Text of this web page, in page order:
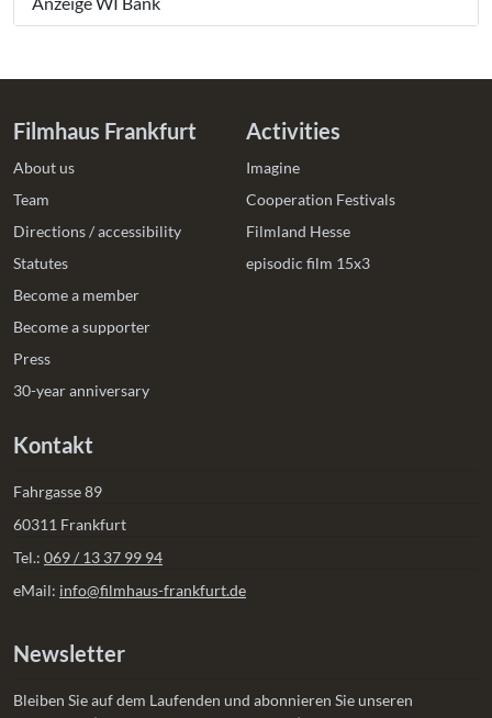
Filmhaus Frankfurt
About us
Team
Directions / accessibility
Statutes
Become a member
Become a supporter
Press
30-year anniversary
Activities
Imagine
Cooperation Festivals
Filmland Hesse
episodic film 15x3
Kontakt
Fahrgasse 89
60311 Frankfurt
Tel.: 069 / 13 37 99 94
eMail: info@filmhaus-frankfurt.de
Newsletter
Bleiben Sie auf dem Laufenden und abonnieren Sie unseren